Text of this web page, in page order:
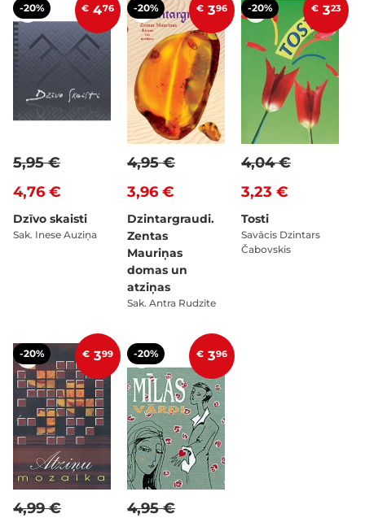
-20% € 476
4,76 €
5,95 €
Dzīvo skaisti
Sak. Inese Auziņa
-20% € 396
3,96 €
4,95 €
Dzintargraudi.
Zentas
Mauriņas
domas un
atziņas
Sak. Antra Rudzīte
-20% € 323
3,23 €
4,04 €
Tosti
Savācis Dzintars
Čabovskis
-20% € 399
4,99 €
-20% € 396
4,95 €